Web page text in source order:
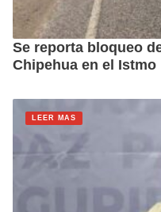
Se reporta bloqueo
Chipehua en el Istmo
LEER MAS